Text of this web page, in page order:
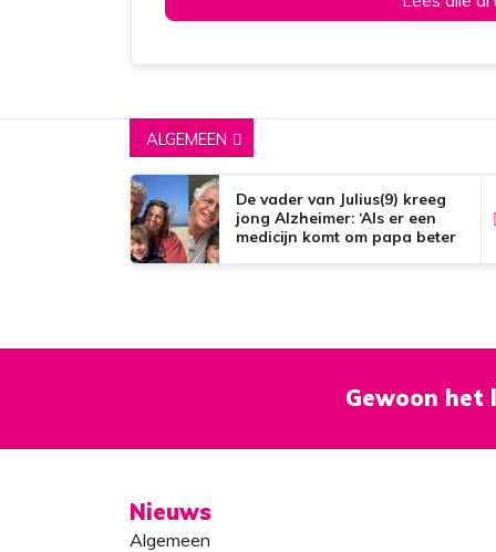
ALGEMEEN
De vader van Julius(9) kreeg
jong Alzheimer: ‘Als er een
medicijn komt om papa beter
Gewoon het
Nieuws
Algemeen